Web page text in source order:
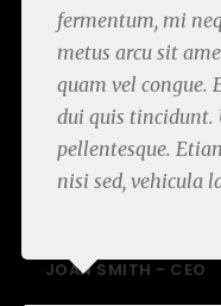
fermentum, mi
metus arcu sit
quam vel congue.
dui quis tincidunt.
pellentesque.
nisi sed, vehicula
JOAN SMITH - CEO